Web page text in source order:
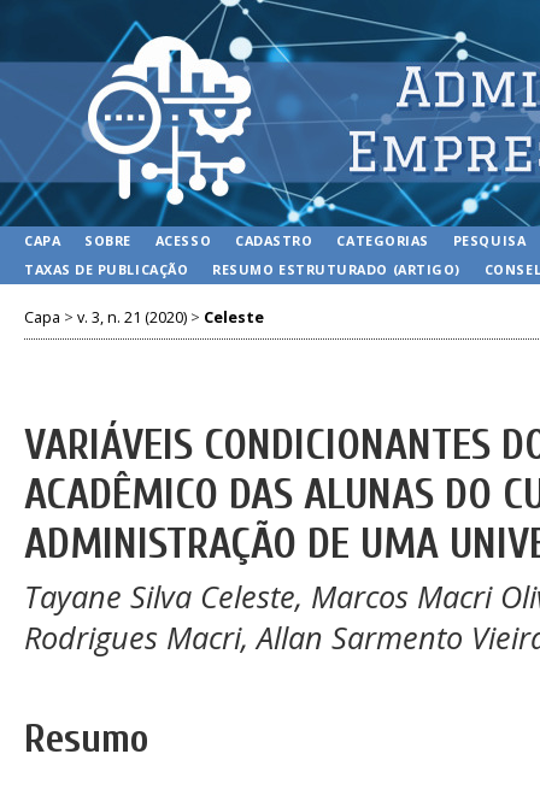
CAPA SOBRE ACESSO CADASTRO CATEGORIAS
PESQUISA
TAXAS DE PUBLICAÇÃO
RESUMO ESTRUTURADO (ARTIGO)
Capa > v. 3, n. 21 (2020) > Celeste
VARIÁVEIS CONDICIONANTES
ACADÊMICO DAS ALUNAS DO
ADMINISTRAÇÃO DE UMA
Tayane Silva Celeste, Marcos Macri
Rodrigues Macri, Allan Sarmento
Resumo